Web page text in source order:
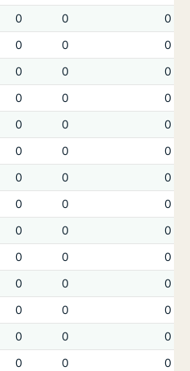
0 0
0
0 0
0
0 0
0
0 0
0
0 0
0
0 0
0
0 0
0
0 0
0
0 0
0
0 0
0
0 0
0
0 0
0
0 0
0
0 0
0